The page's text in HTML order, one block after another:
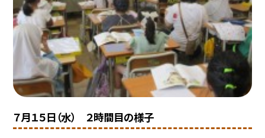
７月１５日（水） ２時間目の様子